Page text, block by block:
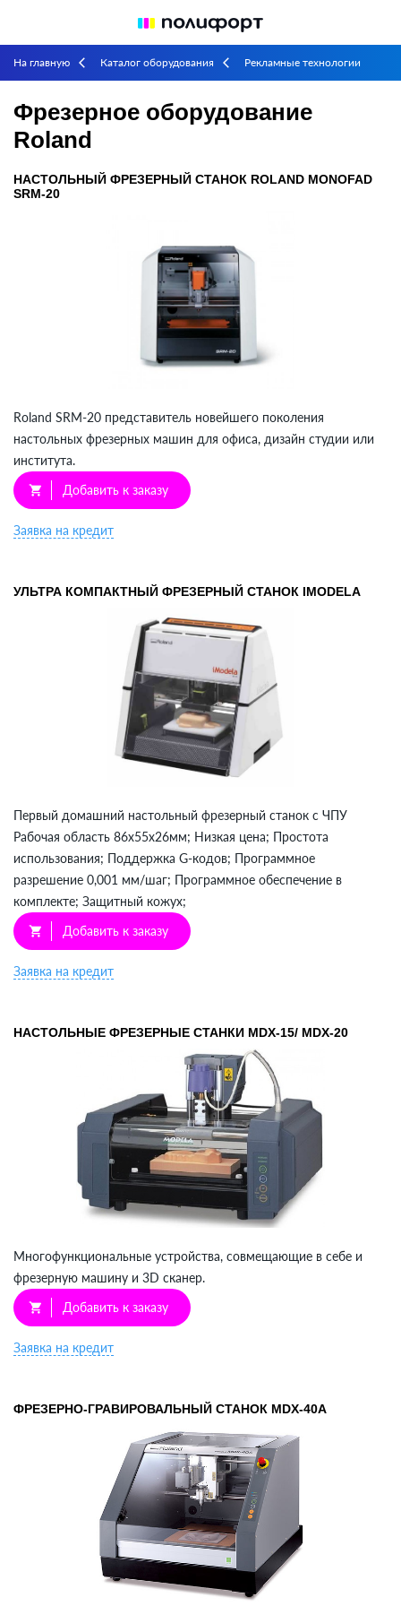
На главную arrow_back_ios Каталог оборудования arrow_back_ios Рекламные технологии
Фрезерное оборудование
Roland
НАСТОЛЬНЫЙ ФРЕЗЕРНЫЙ СТАНОК ROLAND MONOFAD
SRM-20
Roland SRM-20 представитель новейшего поколения
настольных фрезерных машин для офиса, дизайн студии или
института.
shopping_cart Добавить к заказу
Заявка на кредит
УЛЬТРА КОМПАКТНЫЙ ФРЕЗЕРНЫЙ СТАНОК IMODELA
Первый домашний настольный фрезерный станок с ЧПУ
Рабочая область 86х55х26мм; Низкая цена; Простота
использования; Поддержка G-кодов; Программное
разрешение 0,001 мм/шаг; Программное обеспечение в
комплекте; Защитный кожух;
shopping_cart Добавить к заказу
Заявка на кредит
НАСТОЛЬНЫЕ ФРЕЗЕРНЫЕ СТАНКИ MDX-15/ MDX-20
Многофункциональные устройства, совмещающие в себе и
фрезерную машину и 3D сканер.
shopping_cart Добавить к заказу
Заявка на кредит
ФРЕЗЕРНО-ГРАВИРОВАЛЬНЫЙ СТАНОК MDX-40A